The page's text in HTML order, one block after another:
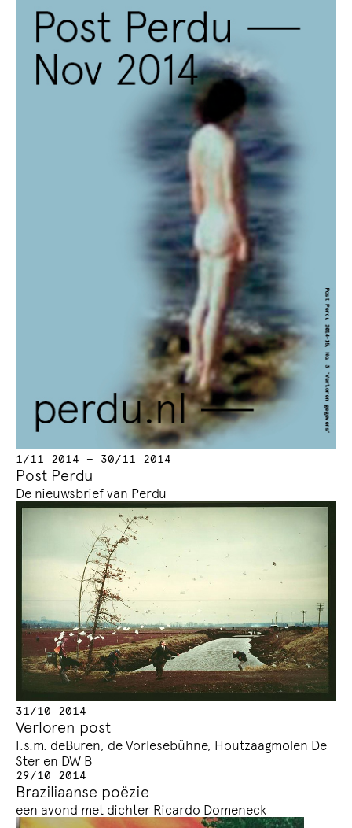
1/11 2014 — 30/11 2014
Post Perdu
De nieuwsbrief van Perdu
31/10 2014
Verloren post
I.s.m. deBuren, de Vorlesebühne, Houtzaagmolen De
Ster en DW B
29/10 2014
Braziliaanse poëzie
een avond met dichter Ricardo Domeneck